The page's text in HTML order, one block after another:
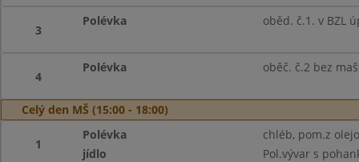
3
Polévka oběd. č.1. v BZL
4
Polévka oběč. č.2 bez
Celý den MŠ (15:00 - 18:00)
1
Polévka
chléb, pom.z
jídlo
Pol.vývar s